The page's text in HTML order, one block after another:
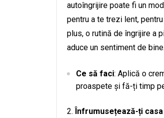
autoîngrijire poate fi un
pentru a te trezi lent,
plus, o rutină de îngrijire a
aduce un sentiment de bine.
Ce să faci: Aplică o
proaspete și fă-ți timp
Înfrumusețează-ți